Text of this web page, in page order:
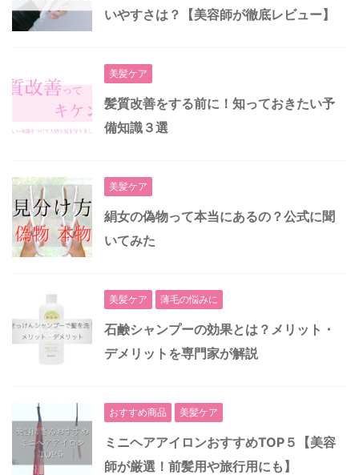
いやすさは？【美容師が徹底レビュー】
美髪ケア
髪質改善をする前に！知っておきたい予
備知識３選
美髪ケア
絹女の偽物って本当にあるの？公式に聞
いてみた
美髪ケア 薄毛の悩みに
石鹸シャンプーの効果とは？メリット・
デメリットを専門家が解説
おすすめ商品 美髪ケア
ミニヘアアイロンおすすめTOP５【美容
師が厳選！前髪用や旅行用にも】